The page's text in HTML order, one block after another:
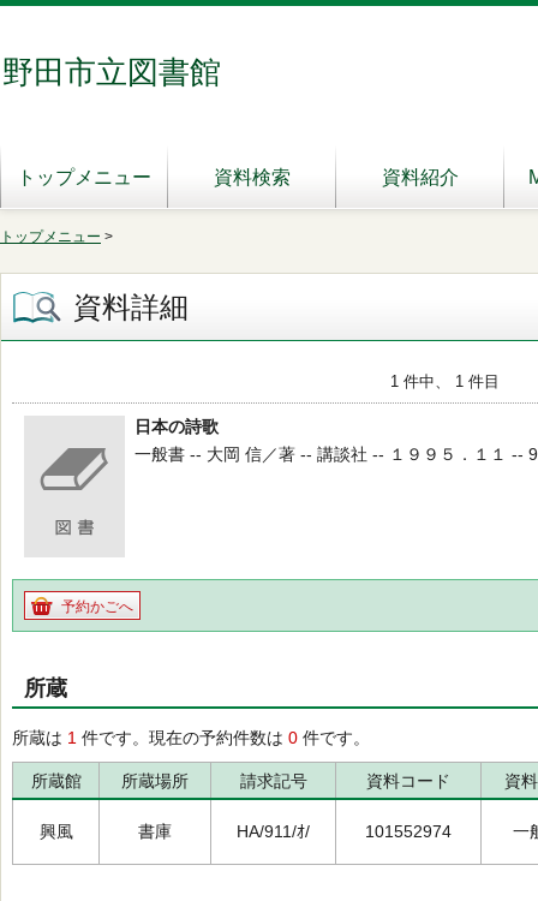
野田市立図書館
トップメニュー 資料検索 資料紹介
トップメニュー >
資料詳細
1 件中、 1 件目
日本の詩歌
一般書 -- 大岡 信／著 -- 講談社 -- １９９５．１１ --
予約かごへ
所蔵
所蔵は 1 件です。現在の予約件数は 0 件です。
所蔵館 所蔵場所 請求記号 資料コード 資
興風 書庫 HA/911/ｵ/ 101552974 一